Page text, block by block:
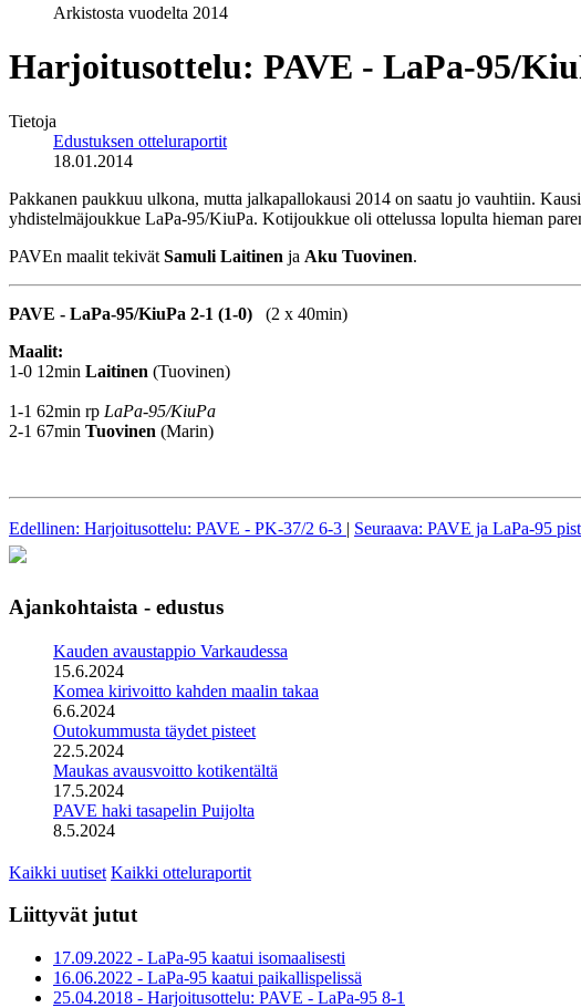
Arkistosta vuodelta 2014
Harjoitusottelu: PAVE - LaPa-95/
Tietoja
Edustuksen otteluraportit
18.01.2014
Pakkanen paukkuu ulkona, mutta jalkapallokausi 2014 on saatu jo vauhtiin.
yhdistelmäjoukkue LaPa-95/KiuPa. Kotijoukkue oli ottelussa lopulta hieman
PAVEn maalit tekivät Samuli Laitinen ja Aku Tuovinen.
PAVE - LaPa-95/KiuPa 2-1 (1-0) (2 x 40min)
Maalit:
1-0 12min Laitinen (Tuovinen)
1-1 62min rp LaPa-95/KiuPa
2-1 67min Tuovinen (Marin)
Edellinen: Harjoitusottelu: PAVE - PK-37/2 6-3 | Seuraava: PAVE ja LaPa-95
Ajankohtaista - edustus
Kauden avaustappio Varkaudessa
15.6.2024
Komea kirivoitto kahden maalin takaa
6.6.2024
Outokummusta täydet pisteet
22.5.2024
Maukas avausvoitto kotikentältä
17.5.2024
PAVE haki tasapelin Puijolta
8.5.2024
Kaikki uutiset Kaikki otteluraportit
Liittyvät jutut
17.09.2022 - LaPa-95 kaatui isomaalisesti
16.06.2022 - LaPa-95 kaatui paikallispelissä
25.04.2018 - Harjoitusottelu: PAVE - LaPa-95 8-1